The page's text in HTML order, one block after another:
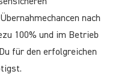
nach
100% und im Betrieb
für den erfolgreichen